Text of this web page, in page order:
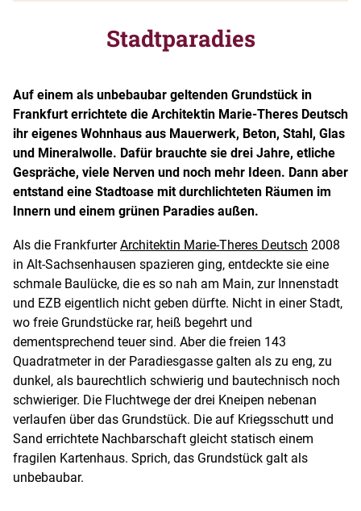
Stadtparadies
Auf einem als unbebaubar geltenden Grundstück in
Frankfurt errichtete die Architektin Marie-Theres Deutsch
ihr eigenes Wohnhaus aus Mauerwerk, Beton, Stahl, Glas
und Mineralwolle. Dafür brauchte sie drei Jahre, etliche
Gespräche, viele Nerven und noch mehr Ideen. Dann aber
entstand eine Stadtoase mit durchlichteten Räumen im
Innern und einem grünen Paradies außen.
Als die FrankfurterArchitektin Marie-Theres Deutsch 2008
in Alt-Sachsenhausen spazieren ging, entdeckte sie eine
schmale Baulücke, die es so nah am Main, zur Innenstadt
und EZB eigentlich nicht geben dürfte. Nicht in einer Stadt,
wo freie Grundstücke rar, heiß begehrt und
dementsprechend teuer sind. Aber die freien 143
Quadratmeter in der Paradiesgasse galten als zu eng, zu
dunkel, als baurechtlich schwierig und bautechnisch noch
schwieriger. Die Fluchtwege der drei Kneipen nebenan
verlaufen über das Grundstück. Die auf Kriegsschutt und
Sand errichtete Nachbarschaft gleicht statisch einem
fragilen Kartenhaus. Sprich, das Grundstück galt als
unbebaubar.